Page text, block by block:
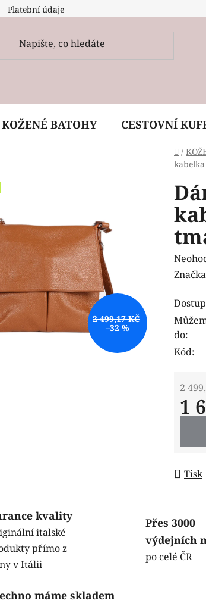
Platební údaje
KOŽENÉ BATOHY CESTOVNÍ
Domů
/
je
0,0
z
5
do:
Kód:
2
1
Tisk
2 499,17 KČ
–32 %
kvality
italské
přímo z
v Itálii
Přes 3000
výdejních
po celé ČR
máme skladem